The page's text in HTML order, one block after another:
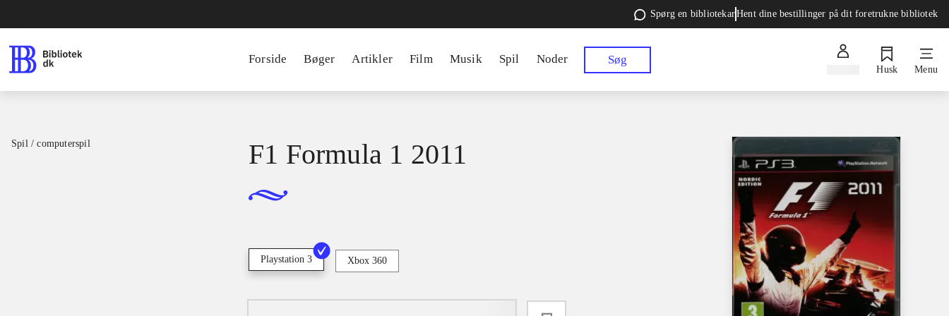
Spørg en bibliotekarHent dine bestillinger på dit foretrukne bibliotek
Forside Bøger Artikler Film Musik Spil Noder Søg
Husk Menu
Spil / computerspil F1 Formula 1 2011
Playstation 3 Xbox 360